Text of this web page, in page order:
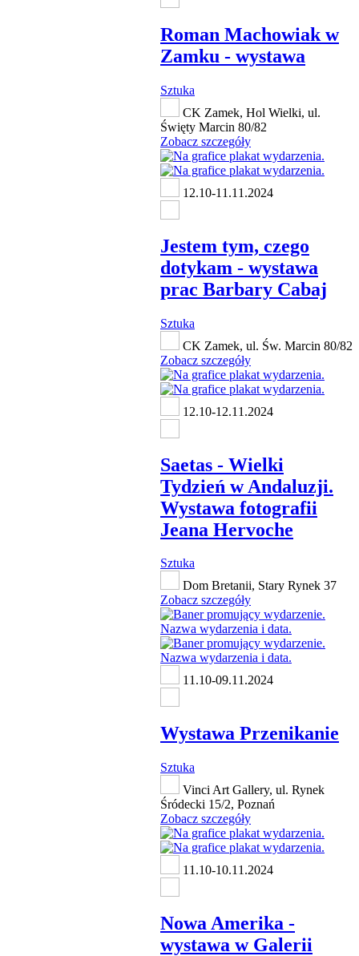
Roman Machowiak w
Zamku - wystawa
Sztuka
CK Zamek, Hol Wielki, ul.
Święty Marcin 80/82
Zobacz szczegóły
12.10-11.11.2024
Jestem tym, czego
dotykam - wystawa
prac Barbary Cabaj
Sztuka
CK Zamek, ul. Św. Marcin 80/82
Zobacz szczegóły
12.10-12.11.2024
Saetas - Wielki
Tydzień w Andaluzji.
Wystawa fotografii
Jeana Hervoche
Sztuka
Dom Bretanii, Stary Rynek 37
Zobacz szczegóły
11.10-09.11.2024
Wystawa Przenikanie
Sztuka
Vinci Art Gallery, ul. Rynek
Śródecki 15/2, Poznań
Zobacz szczegóły
11.10-10.11.2024
Nowa Amerika -
wystawa w Galerii